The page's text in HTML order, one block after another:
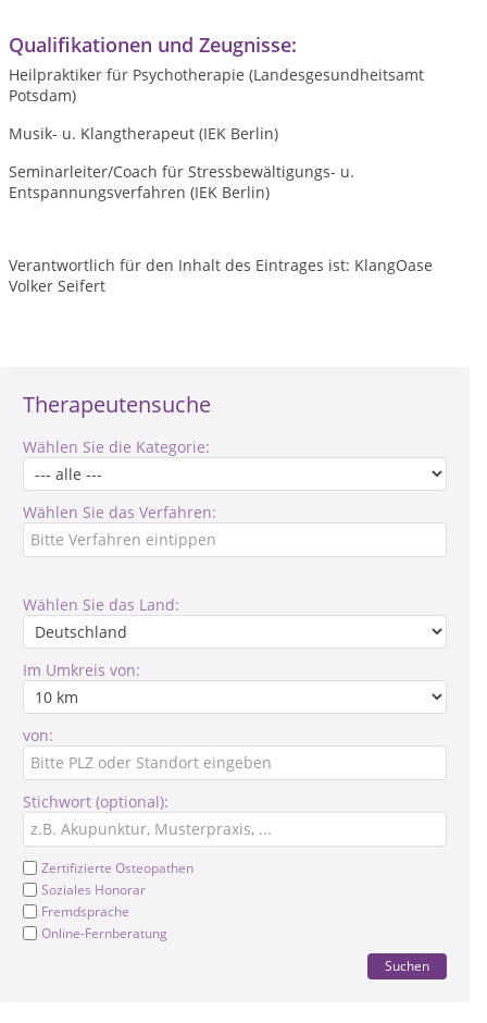
Therapeutensuche
Wählen Sie die Kategorie:
Wählen Sie das Verfahren:
Wählen Sie das Land:
Im Umkreis von:
von:
Stichwort (optional):
Zertifizierte Osteopathen
Soziales Honorar
Fremdsprache
Online-Fernberatung
Suchen
Qualifikationen und Zeugnisse:
Heilpraktiker für Psychotherapie (Landesgesundheitsamt
Potsdam)
Musik- u. Klangtherapeut (IEK Berlin)
Seminarleiter/Coach für Stressbewältigungs- u.
Entspannungsverfahren (IEK Berlin)
Verantwortlich für den Inhalt des Eintrages ist: KlangOase
Volker Seifert